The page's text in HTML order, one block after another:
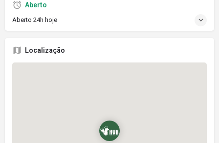
Aberto
Aberto 24h hoje
Localização